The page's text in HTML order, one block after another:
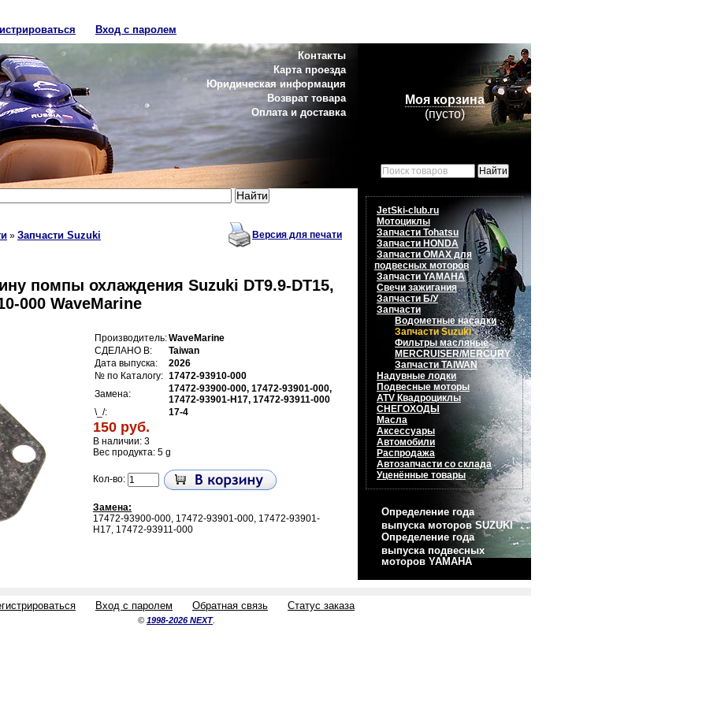
Вход с паролем
Контакты
Карта проезда
Юридическая информация
Возврат товара
Оплата и доставка
Моя корзина
(пусто)
» Запчасти Suzuki Версия для печати
помпы охлаждения Suzuki DT9.9-DT15,
000 WaveMarine
Производитель:WaveMarine
СДЕЛАНО В:
Taiwan
Дата выпуска:
2026
№ по Каталогу: 17472-93910-000
Замена:
17472-93900-000, 17472-93901-000,
17472-93901-H17, 17472-93911-000
\_/:
17-4
150 руб.
В наличии: 3
Вес продукта: 5 g
Кол-во:
Замена:
17472-93900-000, 17472-93901-000, 17472-93901-
H17, 17472-93911-000
JetSki-club.ru
Мотоциклы
Запчасти Tohatsu
Запчасти HONDA
Запчасти OMAX для
подвесных моторов
Запчасти YAMAHA
Свечи зажигания
Запчасти Б/У
Запчасти
Водометные насадки
Запчасти Suzuki
Фильтры масляные
MERCRUISER/MERCURY
Запчасти TAIWAN
Надувные лодки
Подвесные моторы
ATV Квадроциклы
СНЕГОХОДЫ
Масла
Аксессуары
Автомобили
Распродажа
Автозапчасти со склада
Уценённые товары
Определение года
выпуска моторов SUZUKI
Определение года
выпуска подвесных
моторов YAMAHA
Вход с паролем Обратная связь Статус заказа
© 1998-2026 NEXT.